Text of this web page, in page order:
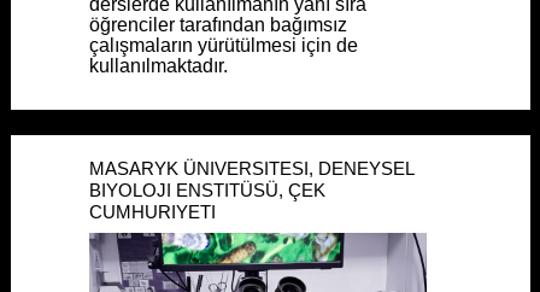
derslerde kullanılmanın yanı sıra
öğrenciler tarafından bağımsız
çalışmaların yürütülmesi için de
kullanılmaktadır.
derslerde kullanılmanın yanı sıra
öğrenciler tarafından bağımsız
çalışmaların yürütülmesi için de
kullanılmaktadır.
MASARYK ÜNIVERSITESI, DENEYSEL
BIYOLOJI ENSTITÜSÜ, ÇEK
CUMHURIYETI
MASARYK ÜNIVERSITESI, DENEYSEL
BIYOLOJI ENSTITÜSÜ, ÇEK
CUMHURIYETI